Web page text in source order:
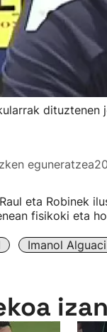
eguneratzea
eta Robinek
fisikoki eta
Imanol